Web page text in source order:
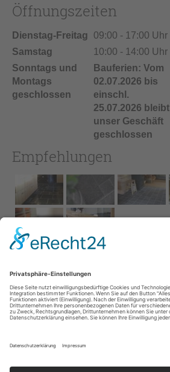
Öffnungszeiten
Dienstag-Freitag
09:00 - 17:00 Uhr
Samstag
10:00 - 14:00 Uhr
Sonntags und
Montags
geschlossen
Bauferien: Vom
02.07.2026 bis
einschl.
25.07.2026 bleibt
unser Geschäft
geschlossen
Empfehlungen
Impressum
AGB
Service